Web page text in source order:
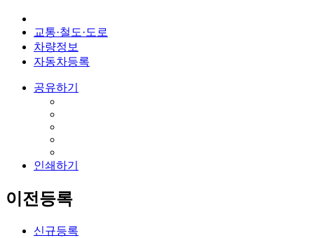
교통·철도·도로
차량정보
자동차등록
공유하기
인쇄하기
이전등록
신규등록